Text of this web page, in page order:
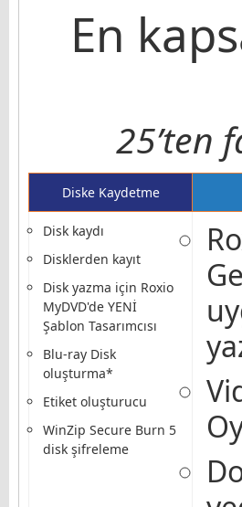
En
25’ten
Diske Kaydetme
Disk kaydı
Disklerden kayıt
Disk yazma için Roxio
MyDVD'de YENİ
Şablon Tasarımcısı
Blu-ray Disk
oluşturma*
Etiket oluşturucu
WinZip Secure Burn 5
disk şifreleme